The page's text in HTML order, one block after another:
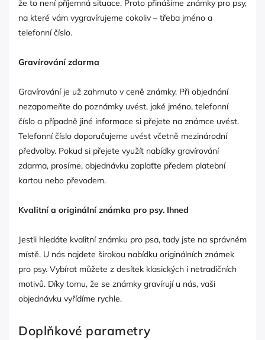
že to není příjemná situace. Proto přinášíme známky pro psy,
na které vám vygravírujeme cokoliv – třeba jméno a
telefonní číslo.
Gravírování zdarma
Gravírování je už zahrnuto v ceně známky. Při objednání
nezapomeňte do poznámky uvést, jaké jméno, telefonní
číslo a případně jiné informace si přejete na známce uvést.
Telefonní číslo doporučujeme uvést včetně mezinárodní
předvolby. Pokud si přejete využít nabídky gravírování
zdarma, prosíme, objednávku zaplaťte předem platební
kartou nebo převodem.
Kvalitní a originální známka pro psy. Ihned
Jestli hledáte kvalitní známku pro psa, tady jste na správném
místě. U nás najdete širokou nabídku originálních známek
pro psy. Vybírat můžete z desítek klasických i netradičních
motivů. Díky tomu, že se známky gravírují u nás, vaši
objednávku vyřídíme rychle.
Doplňkové parametry